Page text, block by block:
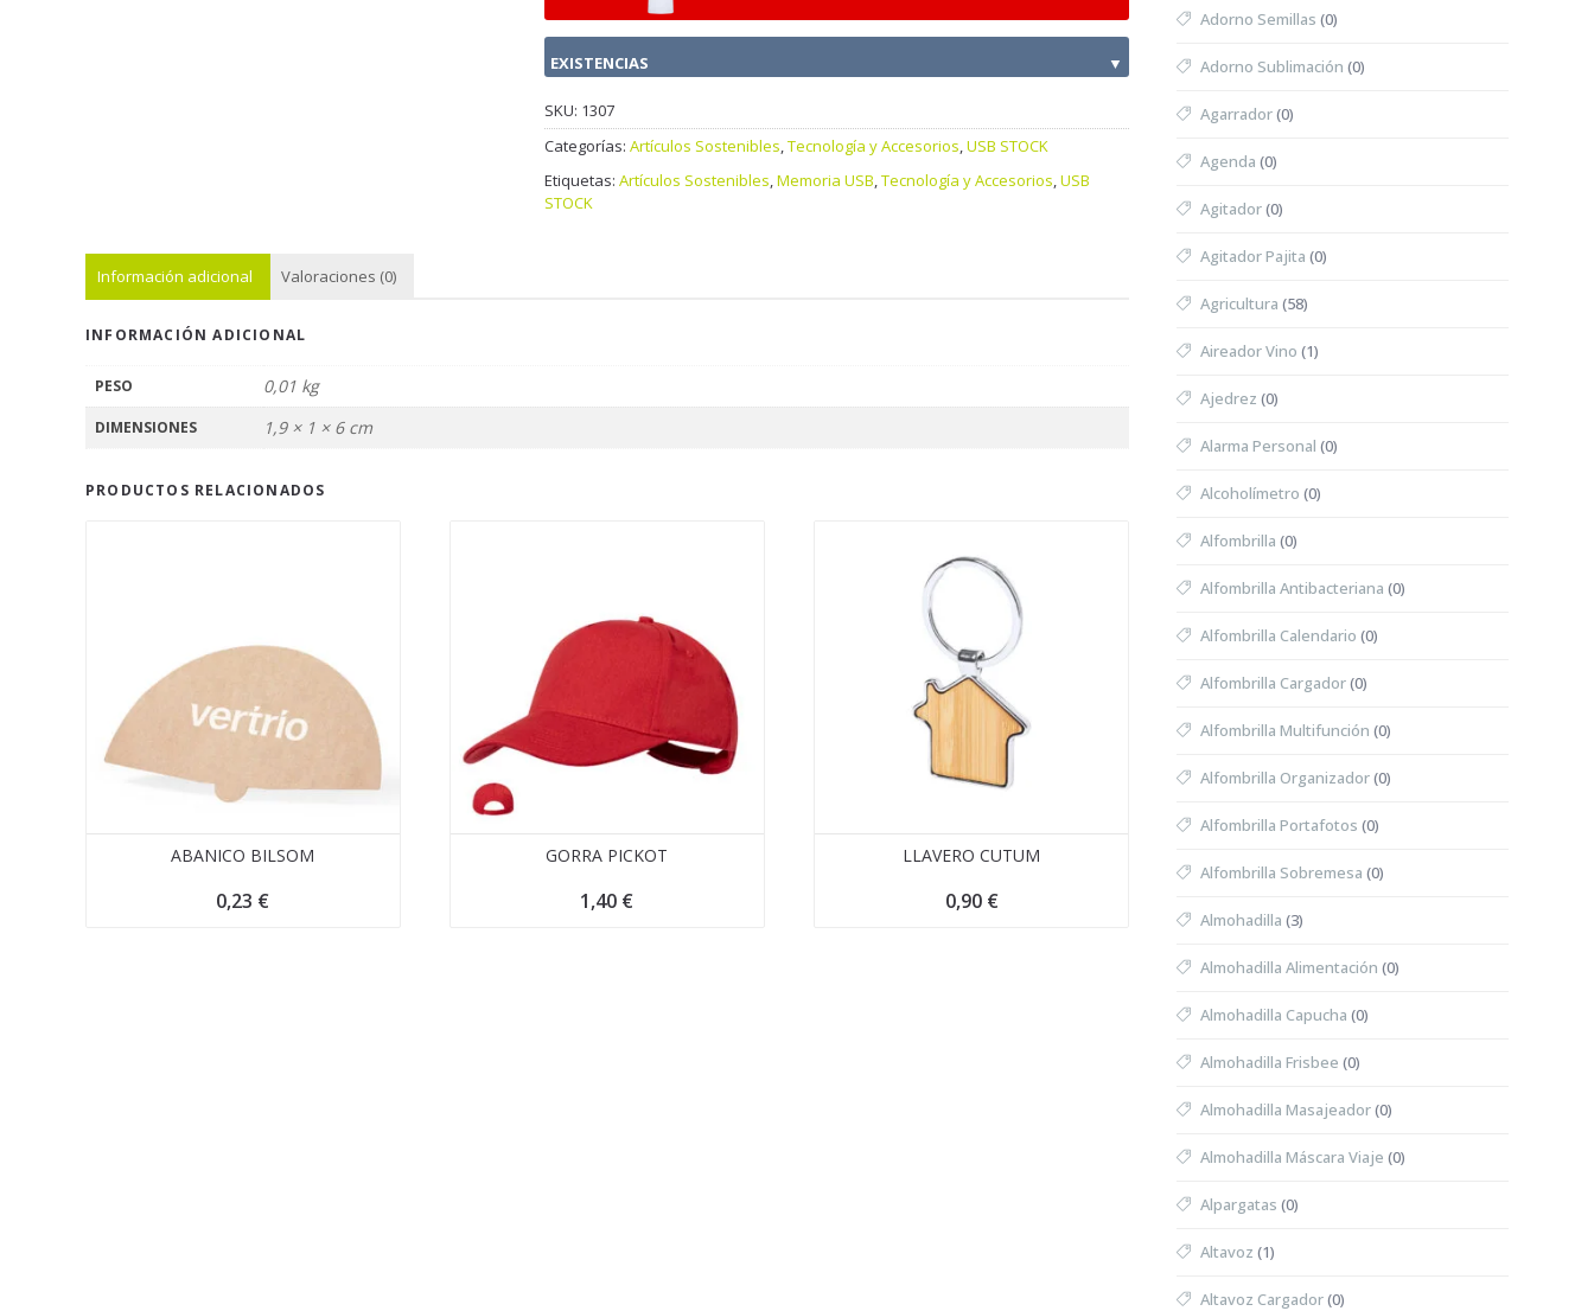
EXISTENCIAS ▼
SKU: 1307
Categorías:Artículos Sostenibles,Tecnología y Accesorios,USB STOCK
Etiquetas:Artículos Sostenibles,Memoria USB,Tecnología y Accesorios,USB
STOCK
Información adicional Valoraciones (0)
INFORMACIÓN ADICIONAL
PESO 0,01 kg
DIMENSIONES 1,9 × 1 × 6 cm
PRODUCTOS RELACIONADOS
ABANICO BILSOM
0,23 €
GORRA PICKOT
1,40 €
LLAVERO CUTUM
0,90 €
Adorno Semillas (0)
Adorno Sublimación (0)
Agarrador(0)
Agenda (0)
Agitador(0)
Agitador Pajita (0)
Agricultura (58)
Aireador Vino (1)
Ajedrez (0)
Alarma Personal (0)
Alcoholímetro (0)
Alfombrilla (0)
Alfombrilla Antibacteriana (0)
Alfombrilla Calendario (0)
Alfombrilla Cargador(0)
Alfombrilla Multifunción (0)
Alfombrilla Organizador(0)
Alfombrilla Portafotos (0)
Alfombrilla Sobremesa (0)
Almohadilla (3)
Almohadilla Alimentación (0)
Almohadilla Capucha (0)
Almohadilla Frisbee (0)
Almohadilla Masajeador(0)
Almohadilla Máscara Viaje (0)
Alpargatas (0)
Altavoz (1)
Altavoz Cargador(0)